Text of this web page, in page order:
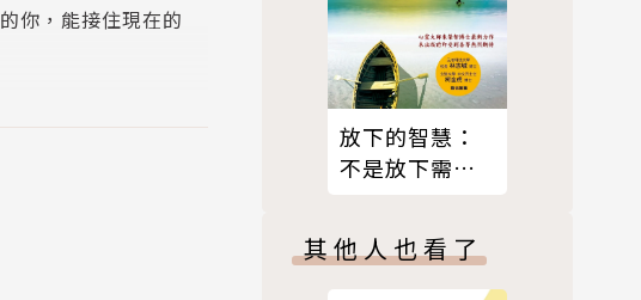
你，能接住現在的
己擺在第一位」，
放下的智慧：
不是放下需
其他人也看了